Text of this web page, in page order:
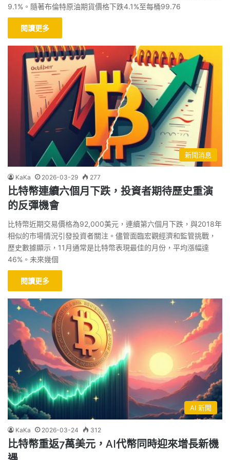
9.1%。隨著布倫特原油期貨價格下跌4.1%至每桶99.76
閱讀更多
新聞消息
KaKa 2026-03-29 277
比特幣連續六個月下跌，投資者期待歷史重演
的反彈機會
比特幣近期交易價格為92,000美元，連續第六個月下跌，與2018年
相似的市場情況引發投資者關注。儘管面臨宏觀經濟和監管挑戰，
歷史數據顯示，11月通常是比特幣表現最佳的月份，平均漲幅達
46%。未來幾個
閱讀更多
AI 新聞
KaKa 2026-03-24 312
比特幣重返7萬美元，AI代幣同時迎來增長新機